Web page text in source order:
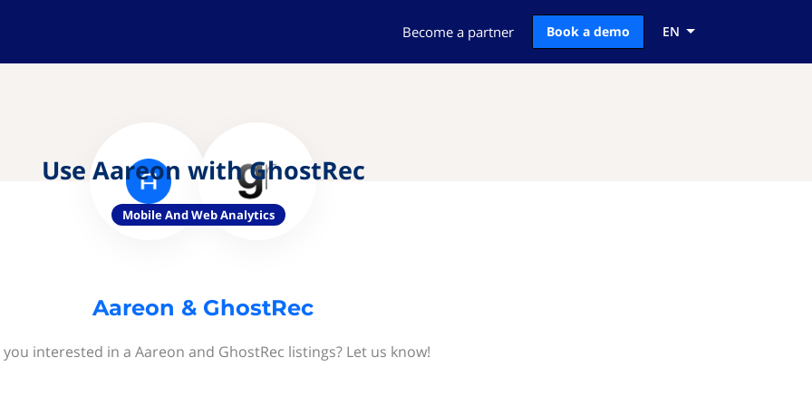
Become a partner Book a demo EN
Use Aareon with GhostRec
Mobile And Web Analytics
Aareon & GhostRec
interested in a Aareon and GhostRec listings? Let us know!